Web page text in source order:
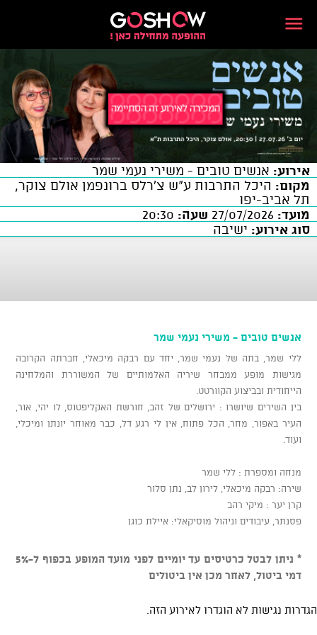
אירוע: אנשים טובים - משירי נעמי שמר
מקום: היכל התרבות ע"ש צ'רלס ברונפמן אולם צוקר,
תל אביב-יפו
מועד:
שעה:
סוג אירוע: ישיבה
אנשים טובים - משירי נעמי שמר
ללי שמר, בתה של נעמי שמר, יחד עם רבקה מיכאלי, חברתה הקרובה
מגישות מופע ממבחר שיריה האלמותיים של המשוררת והמלחינה
הייחודית ובביצוע הקוורטט.
בין השירים שיושרו : ירושלים של זהב, חורשת האקליפטוס, לו יהי, אור,
העיר באפור, מחר, הכל פתוח, אין לי רגע דל, כבר מאוחר יונתן ומיכלי,
ועוד.
מנחה ומספרת : ללי שמר
שירה: רבקה מיכאלי, לירון לב, נתן סלור
קרן יער : מיקי רהב
פסנתר, עיבודים וניהול מוסיקאלי: איילת כוגן
* ניתן לבטל כרטיסים עד יומיים לפני מועד המופע בכפוף ל-5%
דמי ביטול, לאחר מכן אין ביטולים
הגדרות נגישות לא הוגדרו לאירוע הזה.